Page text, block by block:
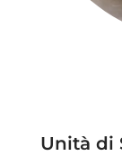
Unità di